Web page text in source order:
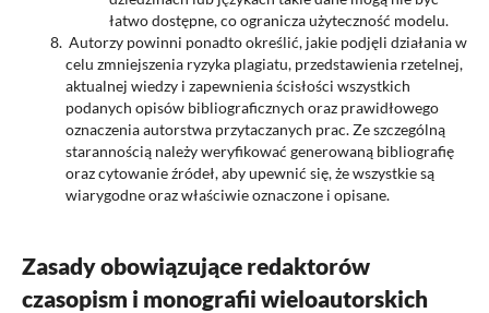
łatwo dostępne, co ogranicza użyteczność modelu.
Autorzy powinni ponadto określić, jakie podjęli działania w
celu zmniejszenia ryzyka plagiatu, przedstawienia rzetelnej,
aktualnej wiedzy i zapewnienia ścisłości wszystkich
podanych opisów bibliograficznych oraz prawidłowego
oznaczenia autorstwa przytaczanych prac. Ze szczególną
starannością należy weryfikować generowaną bibliografię
oraz cytowanie źródeł, aby upewnić się, że wszystkie są
wiarygodne oraz właściwie oznaczone i opisane.
Zasady obowiązujące redaktorów
czasopism i monografii wieloautorskich